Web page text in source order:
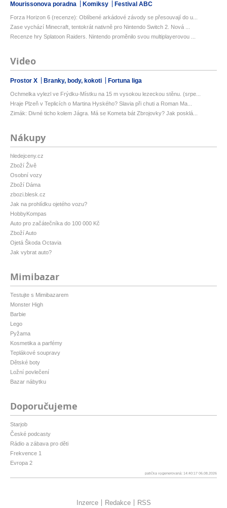
Mourissonova poradna Komiksy Festival ABC
Forza Horizon 6 (recenze): Oblíbené arkádové závody se přesouvají do u...
Zase vychází Minecraft, tentokrát nativně pro Nintendo Switch 2. Nová ...
Recenze hry Splatoon Raiders. Nintendo proměnilo svou multiplayerovou ...
Video
Prostor X Branky, body, kokoti Fortuna liga
Ochmelka vylezl ve Frýdku-Místku na 15 m vysokou lezeckou stěnu. (srpe...
Hraje Plzeň v Teplicích o Martina Hyského? Slavia při chuti a Roman Ma...
Zimák: Divné ticho kolem Jágra. Má se Kometa bát Zbrojovky? Jak posklá...
Nákupy
hledejceny.cz
Zboží Živě
Osobní vozy
Zboží Dáma
zbozi.blesk.cz
Jak na prohlídku ojetého vozu?
HobbyKompas
Auto pro začátečníka do 100 000 Kč
Zboží Auto
Ojetá Škoda Octavia
Jak vybrat auto?
Mimibazar
Testujte s Mimibazarem
Monster High
Barbie
Lego
Pyžama
Kosmetika a parfémy
Teplákové soupravy
Dětské boty
Ložní povlečení
Bazar nábytku
Doporučujeme
Starjob
České podcasty
Rádio a zábava pro děti
Frekvence 1
Evropa 2
patička vygenerovaná: 14:40:17 06.08.2026
Inzerce Redakce RSS